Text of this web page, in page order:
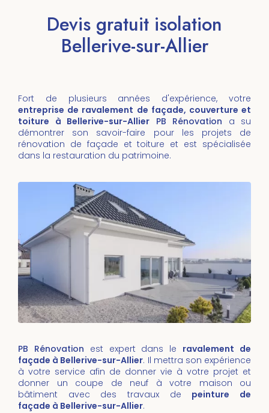
Devis gratuit isolation
Bellerive-sur-Allier
Fort de plusieurs années d'expérience, votre
entreprise de ravalement de façade, couverture et
toiture à Bellerive-sur-Allier PB Rénovation a su
démontrer son savoir-faire pour les projets de
rénovation de façade et toiture et est spécialisée
dans la restauration du patrimoine.
PB Rénovation est expert dans le ravalement de
façade à Bellerive-sur-Allier. Il mettra son expérience
à votre service afin de donner vie à votre projet et
donner un coupe de neuf à votre maison ou
bâtiment avec des travaux de peinture de
façade à Bellerive-sur-Allier.